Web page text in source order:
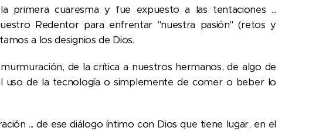
primera cuaresma y fue expuesto a las tentaciones ...
Redentor para enfrentar "nuestra pasión" (retos y
a los designios de Dios.
de la crítica a nuestros hermanos, de algo de
uso de la tecnología o simplemente de comer o beber lo
... de ese diálogo íntimo con Dios que tiene lugar, en el